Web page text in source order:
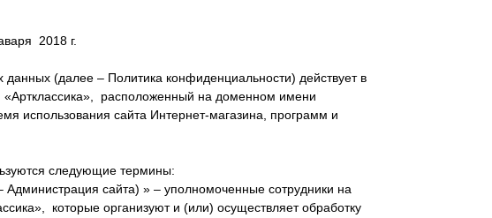
г.
(далее – Политика конфиденциальности) действует в
расположенный на доменном имени
использования сайта Интернет-магазина, программ и
следующие термины:
сайта) » – уполномоченные сотрудники на
которые организуют и (или) осуществляет обработку